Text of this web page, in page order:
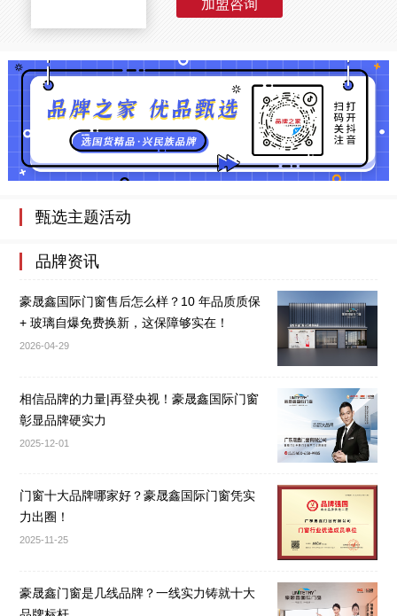
加盟咨询
甄选主题活动
品牌资讯
豪晟鑫国际门窗售后怎么样？10 年品质质保
+ 玻璃自爆免费换新，这保障够实在！
2026-04-29
相信品牌的力量|再登央视！豪晟鑫国际门窗
彰显品牌硬实力
2025-12-01
门窗十大品牌哪家好？豪晟鑫国际门窗凭实
力出圈！
2025-11-25
豪晟鑫门窗是几线品牌？一线实力铸就十大